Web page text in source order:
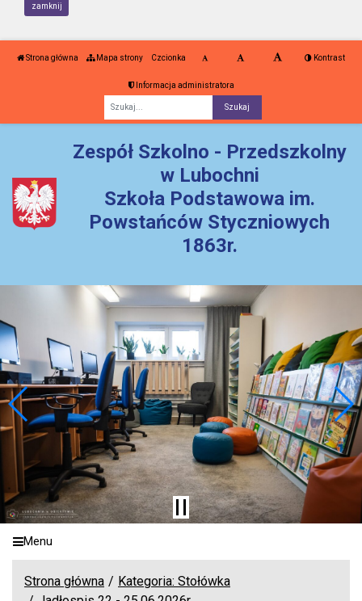
zamknij
Strona główna Mapa strony Czcionka Kontrast
Informacja administratora
Zespół Szkolno - Przedszkolny
w Lubochni
Szkoła Podstawowa im.
Powstańców Styczniowych
1863r.
Menu
Strona główna
Kategoria: Stołówka